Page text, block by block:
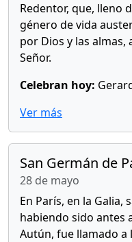
Redentor, que, lleno
género de vida
por Dios y las almas,
Señor.
Celebran hoy:
Ver más
San Germán de
28 de mayo
En París, en la Galia,
habiendo sido antes
Autún, fue llamado a